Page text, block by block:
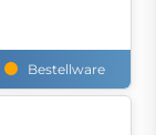
Bestellware